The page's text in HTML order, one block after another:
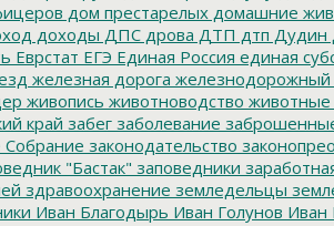
дом престарелых домашние
доходы ДПС дрова ДТП дтп Дудин
Еврстат ЕГЭ Единая Россия единая
железная дорога железнодорожный
живопись животноводство животные
край забег заболевание
Собрание законодательство
"Бастак" заповедники
здравоохранение земледельцы
Иван Благодырь Иван Голунов Иван